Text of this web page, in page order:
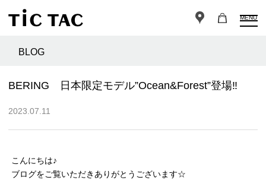
MENU
BLOG
BERING 日本限定モデル”Ocean&Forest”登場‼︎
2023.07.11
こんにちは♪
ブログをご覧いただきありがとうございます☆